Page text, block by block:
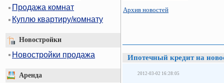
Продажа комнат
Куплю квартиру/комнату
Новостройки
Новостройки продажа
Аренда
Архив новостей
Ипотечный кредит на
2012-03-02 16:28:05